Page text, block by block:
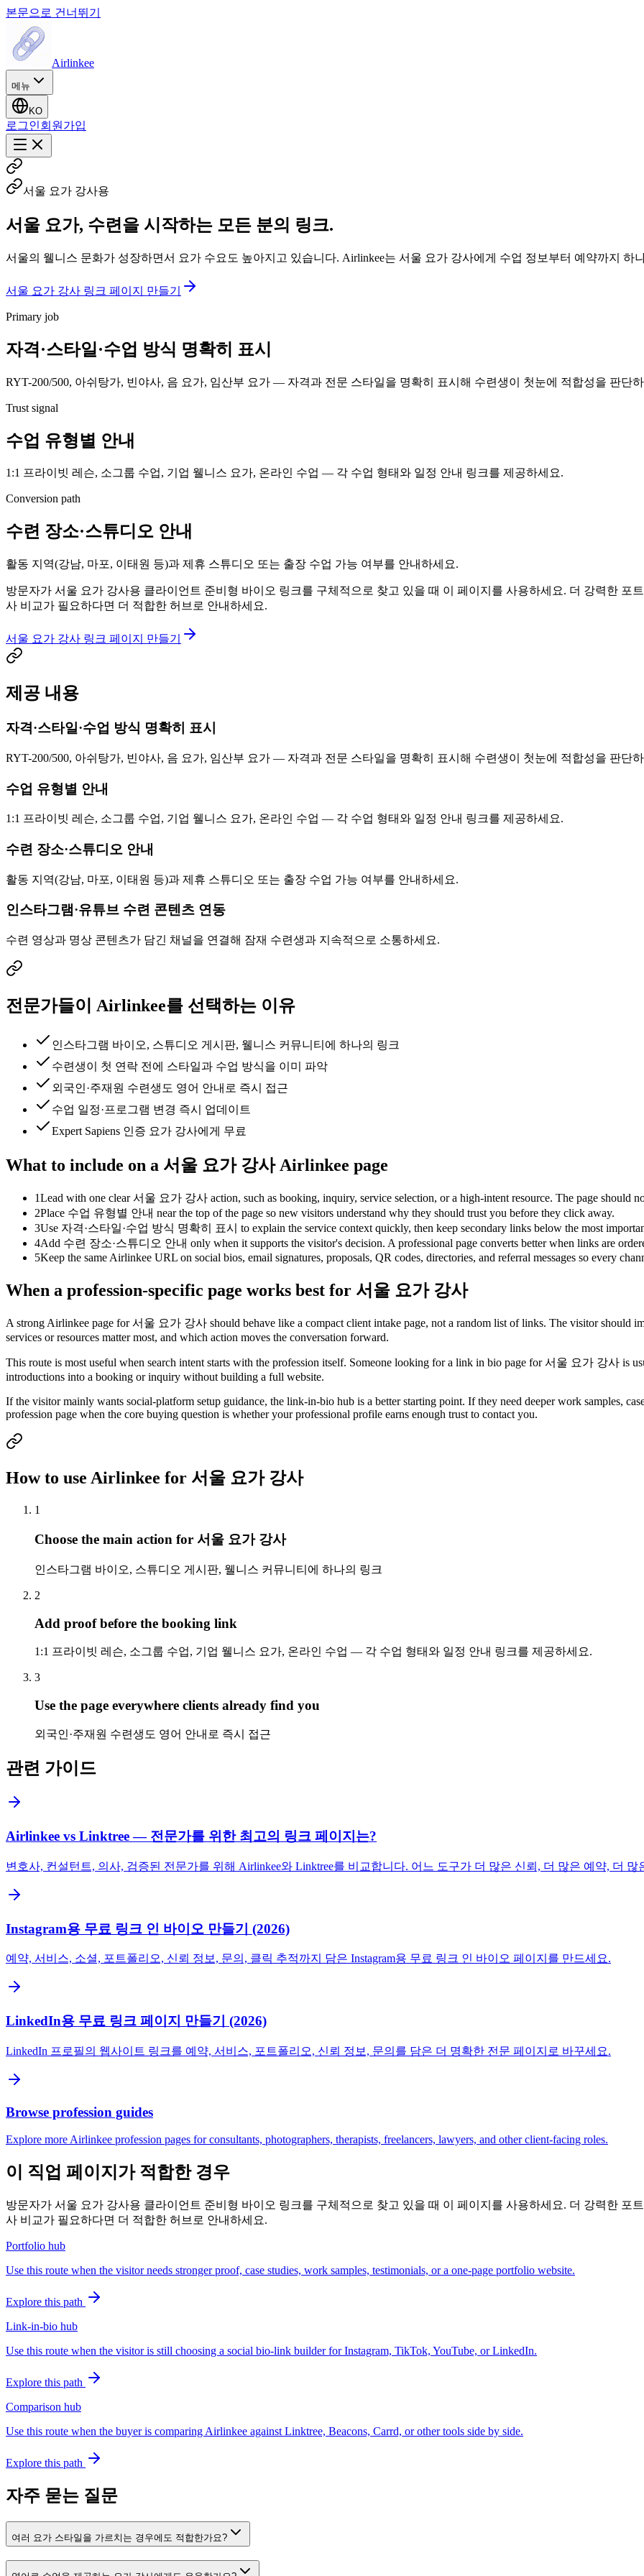
본문으로 건너뛰기
Airlinkee
메뉴
KO
로그인회원가입
서울 요가 강사용
서울 요가, 수련을 시작하는 모든 분의 링크.
서울의 웰니스 문화가 성장하면서 요가 수요도 높아지고 있습니다. Airlinkee는 서울 요가 강사에게 수업 정보부터 예약까지 하
서울 요가 강사 링크 페이지 만들기
Primary job
자격·스타일·수업 방식 명확히 표시
RYT-200/500, 아쉬탕가, 빈야사, 음 요가, 임산부 요가 — 자격과 전문 스타일을 명확히 표시해 수련생이 첫눈에 적합성을 판단
Trust signal
수업 유형별 안내
1:1 프라이빗 레슨, 소그룹 수업, 기업 웰니스 요가, 온라인 수업 — 각 수업 형태와 일정 안내 링크를 제공하세요.
Conversion path
수련 장소·스튜디오 안내
활동 지역(강남, 마포, 이태원 등)과 제휴 스튜디오 또는 출장 수업 가능 여부를 안내하세요.
방문자가 서울 요가 강사용 클라이언트 준비형 바이오 링크를 구체적으로 찾고 있을 때 이 페이지를 사용하세요. 더 강력한 포
사 비교가 필요하다면 더 적합한 허브로 안내하세요.
서울 요가 강사 링크 페이지 만들기
제공 내용
자격·스타일·수업 방식 명확히 표시
RYT-200/500, 아쉬탕가, 빈야사, 음 요가, 임산부 요가 — 자격과 전문 스타일을 명확히 표시해 수련생이 첫눈에 적합성을 판단
수업 유형별 안내
1:1 프라이빗 레슨, 소그룹 수업, 기업 웰니스 요가, 온라인 수업 — 각 수업 형태와 일정 안내 링크를 제공하세요.
수련 장소·스튜디오 안내
활동 지역(강남, 마포, 이태원 등)과 제휴 스튜디오 또는 출장 수업 가능 여부를 안내하세요.
인스타그램·유튜브 수련 콘텐츠 연동
수련 영상과 명상 콘텐츠가 담긴 채널을 연결해 잠재 수련생과 지속적으로 소통하세요.
전문가들이 Airlinkee를 선택하는 이유
인스타그램 바이오, 스튜디오 게시판, 웰니스 커뮤니티에 하나의 링크
수련생이 첫 연락 전에 스타일과 수업 방식을 이미 파악
외국인·주재원 수련생도 영어 안내로 즉시 접근
수업 일정·프로그램 변경 즉시 업데이트
Expert Sapiens 인증 요가 강사에게 무료
What to include on a 서울 요가 강사 Airlinkee page
1Lead with one clear 서울 요가 강사 action, such as booking, inquiry, service selection, or a high-intent resource. The page should
2Place 수업 유형별 안내 near the top of the page so new visitors understand why they should trust you before they click away.
3Use 자격·스타일·수업 방식 명확히 표시 to explain the service context quickly, then keep secondary links below the most
4Add 수련 장소·스튜디오 안내 only when it supports the visitor's decision. A professional page converts better when links are
5Keep the same Airlinkee URL on social bios, email signatures, proposals, QR codes, directories, and referral messages so every
When a profession-specific page works best for 서울 요가 강사
A strong Airlinkee page for 서울 요가 강사 should behave like a compact client intake page, not a random list of links. The visitor should
services or resources matter most, and which action moves the conversation forward.
This route is most useful when search intent starts with the profession itself. Someone looking for a link in bio page for 서울 요가 강사 is
introductions into a booking or inquiry without building a full website.
If the visitor mainly wants social-platform setup guidance, the link-in-bio hub is a better starting point. If they need deeper work samples,
profession page when the core buying question is whether your professional profile earns enough trust to contact you.
How to use Airlinkee for 서울 요가 강사
1
Choose the main action for 서울 요가 강사
인스타그램 바이오, 스튜디오 게시판, 웰니스 커뮤니티에 하나의 링크
2
Add proof before the booking link
1:1 프라이빗 레슨, 소그룹 수업, 기업 웰니스 요가, 온라인 수업 — 각 수업 형태와 일정 안내 링크를 제공하세요.
3
Use the page everywhere clients already find you
외국인·주재원 수련생도 영어 안내로 즉시 접근
관련 가이드
Airlinkee vs Linktree — 전문가를 위한 최고의 링크 페이지는?
변호사, 컨설턴트, 의사, 검증된 전문가를 위해 Airlinkee와 Linktree를 비교합니다. 어느 도구가 더 많은 신뢰, 더 많은 예약, 더
Instagram용 무료 링크 인 바이오 만들기 (2026)
예약, 서비스, 소셜, 포트폴리오, 신뢰 정보, 문의, 클릭 추적까지 담은 Instagram용 무료 링크 인 바이오 페이지를 만드세요.
LinkedIn용 무료 링크 페이지 만들기 (2026)
LinkedIn 프로필의 웹사이트 링크를 예약, 서비스, 포트폴리오, 신뢰 정보, 문의를 담은 더 명확한 전문 페이지로 바꾸세요.
Browse profession guides
Explore more Airlinkee profession pages for consultants, photographers, therapists, freelancers, lawyers, and other client-facing roles.
이 직업 페이지가 적합한 경우
방문자가 서울 요가 강사용 클라이언트 준비형 바이오 링크를 구체적으로 찾고 있을 때 이 페이지를 사용하세요. 더 강력한 포
사 비교가 필요하다면 더 적합한 허브로 안내하세요.
Portfolio hub
Use this route when the visitor needs stronger proof, case studies, work samples, testimonials, or a one-page portfolio website.
Explore this path
Link-in-bio hub
Use this route when the visitor is still choosing a social bio-link builder for Instagram, TikTok, YouTube, or LinkedIn.
Explore this path
Comparison hub
Use this route when the buyer is comparing Airlinkee against Linktree, Beacons, Carrd, or other tools side by side.
Explore this path
자주 묻는 질문
여러 요가 스타일을 가르치는 경우에도 적합한가요?